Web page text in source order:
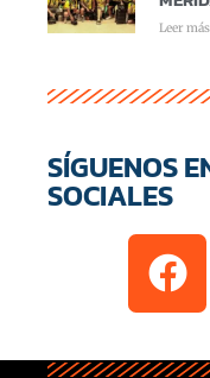
Leer
SÍGUENOS
SOCIALES